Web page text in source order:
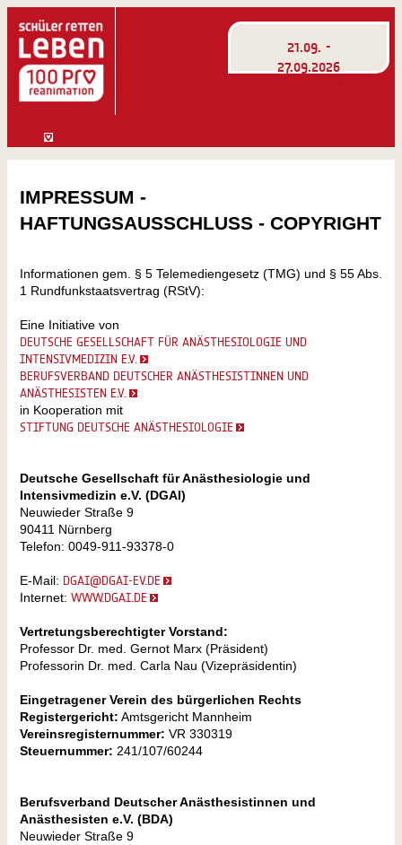
21.09. -
27.09.2026
IMPRESSUM -
HAFTUNGSAUSSCHLUSS - COPYRIGHT
Informationen gem. § 5 Telemediengesetz (TMG) und § 55 Abs.
1 Rundfunkstaatsvertrag (RStV):
Eine Initiative von
DEUTSCHE GESELLSCHAFT FÜR ANÄSTHESIOLOGIE UND
INTENSIVMEDIZIN E.V.
BERUFSVERBAND DEUTSCHER ANÄSTHESISTINNEN UND
ANÄSTHESISTEN E.V.
in Kooperation mit
STIFTUNG DEUTSCHE ANÄSTHESIOLOGIE
Deutsche Gesellschaft für Anästhesiologie und
Intensivmedizin e.V. (DGAI)
Neuwieder Straße 9
90411 Nürnberg
Telefon: 0049-911-93378-0
E-Mail: DGAI@DGAI-EV.DE
Internet: WWW.DGAI.DE
Vertretungsberechtigter Vorstand:
Professor Dr. med. Gernot Marx (Präsident)
Professorin Dr. med. Carla Nau (Vizepräsidentin)
Eingetragener Verein des bürgerlichen Rechts
Registergericht: Amtsgericht Mannheim
Vereinsregisternummer: VR 330319
Steuernummer: 241/107/60244
Berufsverband Deutscher Anästhesistinnen und
Anästhesisten e.V. (BDA)
Neuwieder Straße 9